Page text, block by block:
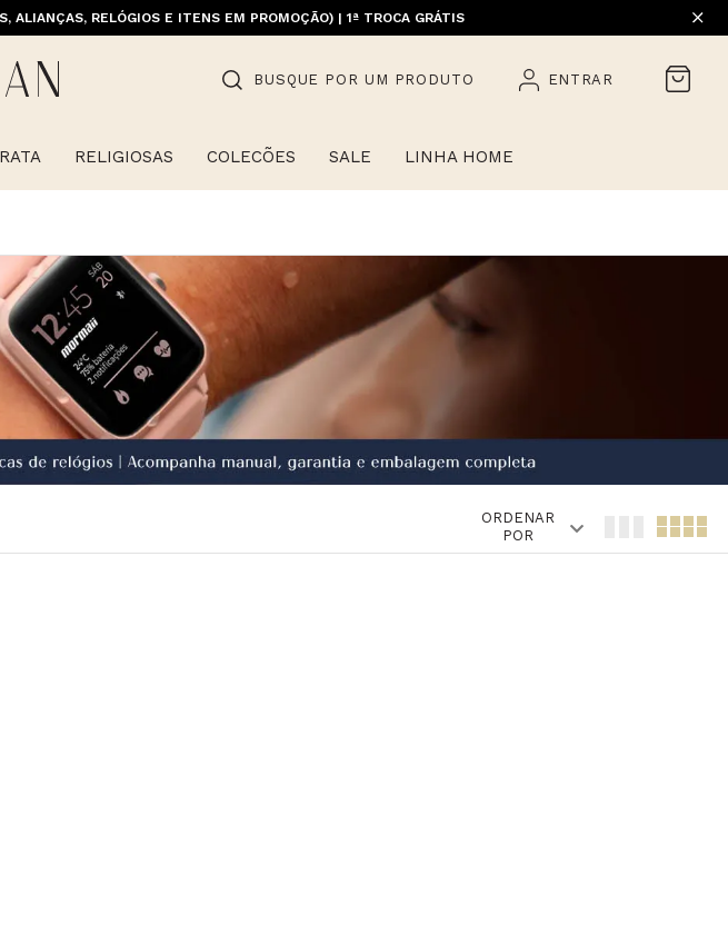
ALIANÇAS, RELÓGIOS E ITENS EM PROMOÇÃO) | 1ª TROCA GRÁTIS
(EXCETO LINHA HOME)
BUSQUE POR UM PRODUTO ENTRAR
RELIGIOSAS COLECÕES SALE LINHA HOME
ORDENAR
POR